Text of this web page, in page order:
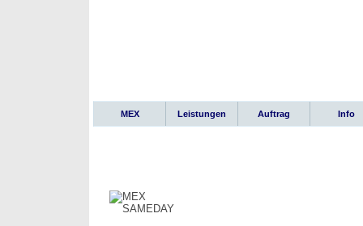
MEX Leistungen Auftrag Info